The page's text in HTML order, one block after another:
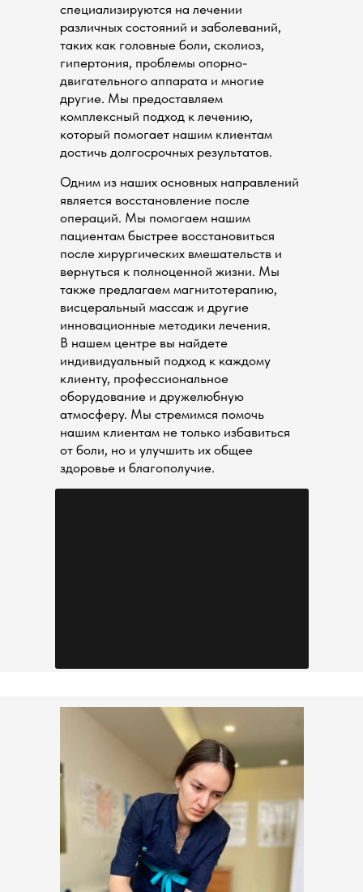
специализируются на лечении
различных состояний и заболеваний,
таких как головные боли, сколиоз,
гипертония, проблемы опорно-
двигательного аппарата и многие
другие. Мы предоставляем
комплексный подход к лечению,
который помогает нашим клиентам
достичь долгосрочных результатов.
Одним из наших основных направлений
является восстановление после
операций. Мы помогаем нашим
пациентам быстрее восстановиться
после хирургических вмешательств и
вернуться к полноценной жизни. Мы
также предлагаем магнитотерапию,
висцеральный массаж и другие
инновационные методики лечения.
В нашем центре вы найдете
индивидуальный подход к каждому
клиенту, профессиональное
оборудование и дружелюбную
атмосферу. Мы стремимся помочь
нашим клиентам не только избавиться
от боли, но и улучшить их общее
здоровье и благополучие.